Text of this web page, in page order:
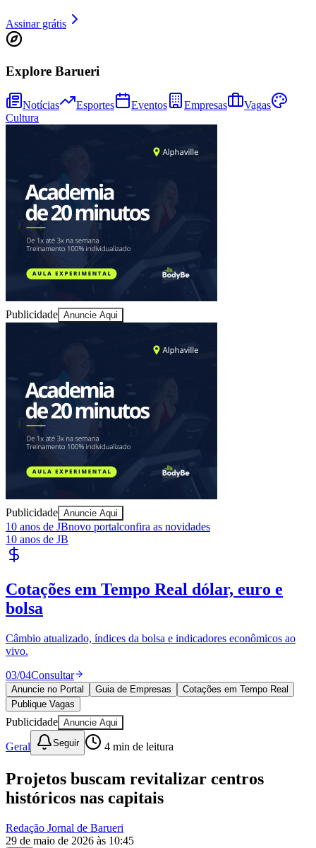
Sport
Assinar grátis
Explore Barueri
Notícias Esportes Eventos Empresas
Vagas
Cultura
Publicidade Anuncie Aqui
Publicidade Anuncie Aqui
10 anos de JBnovo portalconfira as novidades
10 anos de JB
Cotações em Tempo Real dólar, euro e
bolsa
Câmbio atualizado, índices da bolsa e indicadores econômicos ao
vivo.
03/04Consultar
Anuncie no Portal Guia de Empresas
Cotações em Tempo Real
Publique Vagas
Publicidade Anuncie Aqui
Geral Seguir 4 min de leitura
Projetos buscam revitalizar centros
históricos nas capitais
Redação Jornal de Barueri
29 de maio de 2026 às 10:45